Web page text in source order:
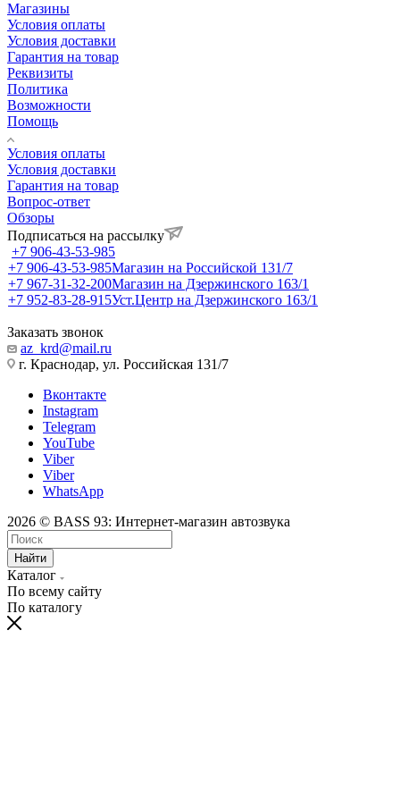
Магазины
Условия оплаты
Условия доставки
Гарантия на товар
Реквизиты
Политика
Возможности
Помощь
Условия оплаты
Условия доставки
Гарантия на товар
Вопрос-ответ
Обзоры
Подписаться на рассылку
+7 906-43-53-985
+7 906-43-53-985Магазин на Российской 131/7
+7 967-31-32-200Магазин на Дзержинского 163/1
+7 952-83-28-915Уст.Центр на Дзержинского 163/1
Заказать звонок
az_krd@mail.ru
г. Краснодар, ул. Российская 131/7
Вконтакте
Instagram
Telegram
YouTube
Viber
Viber
WhatsApp
2026 © BASS 93: Интернет-магазин автозвука
Найти
Каталог
По всему сайту
По каталогу